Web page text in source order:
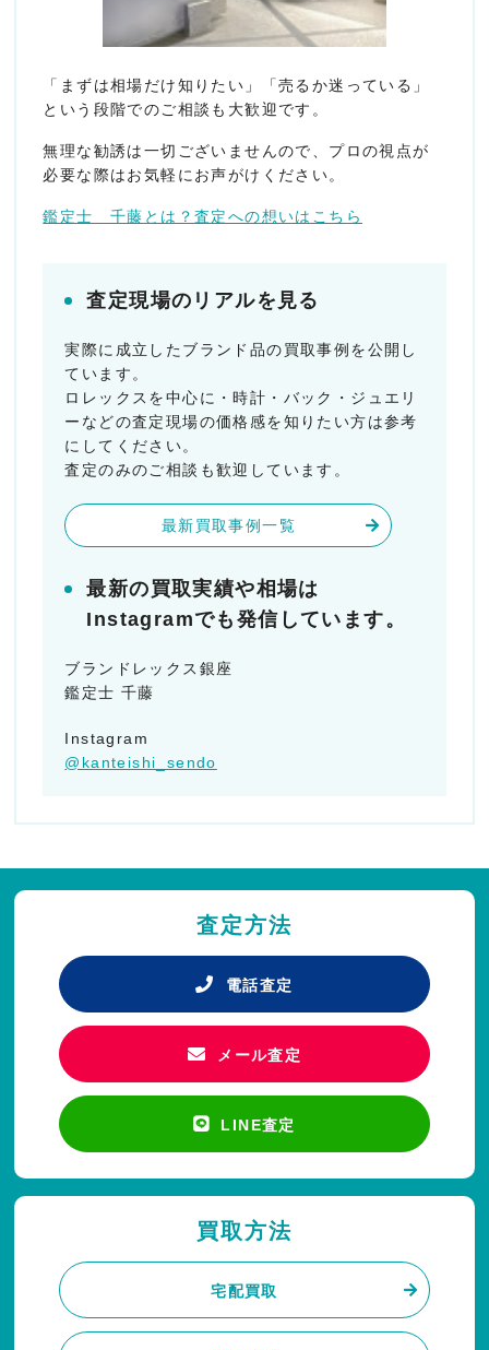
「まずは相場だけ知りたい」「売るか迷っている」
という段階でのご相談も大歓迎です。
無理な勧誘は一切ございませんので、プロの視点が
必要な際はお気軽にお声がけください。
鑑定士 千藤とは？査定への想いはこちら
査定現場のリアルを見る
実際に成立したブランド品の買取事例を公開し
ています。
ロレックスを中心に・時計・バック・ジュエリ
ーなどの査定現場の価格感を知りたい方は参考
にしてください。
査定のみのご相談も歓迎しています。
最新買取事例一覧
最新の買取実績や相場は
Instagramでも発信しています。
ブランドレックス銀座
鑑定士 千藤
Instagram
@kanteishi_sendo
査定方法
電話査定
メール査定
LINE査定
買取方法
宅配買取